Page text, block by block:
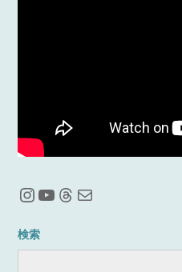
Instagram
YouTube
Threads
メール
検索